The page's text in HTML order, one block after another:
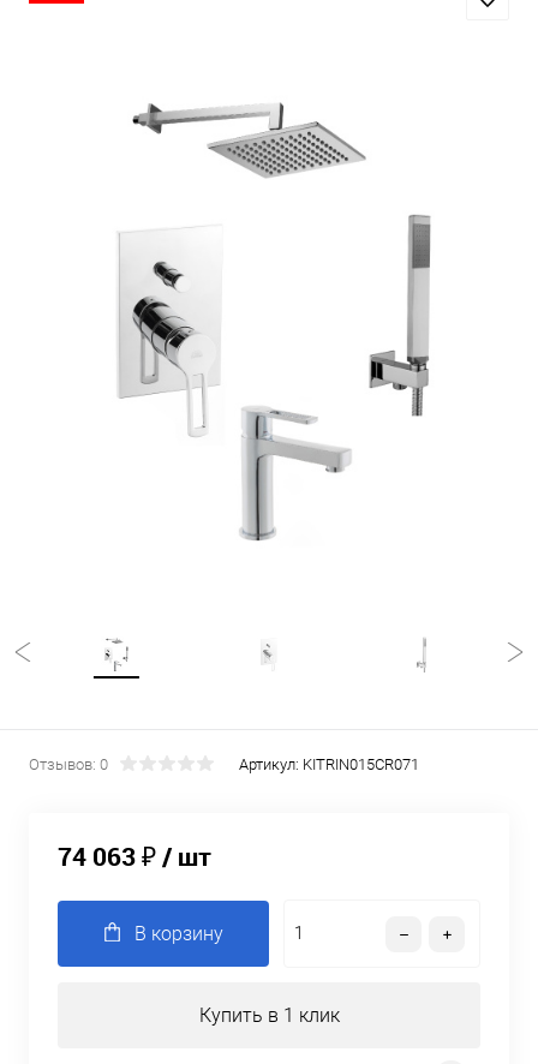
Отзывов: 0 Артикул: KITRIN015CR071
74 063 ₽/ шт
В корзину
Купить в 1 клик